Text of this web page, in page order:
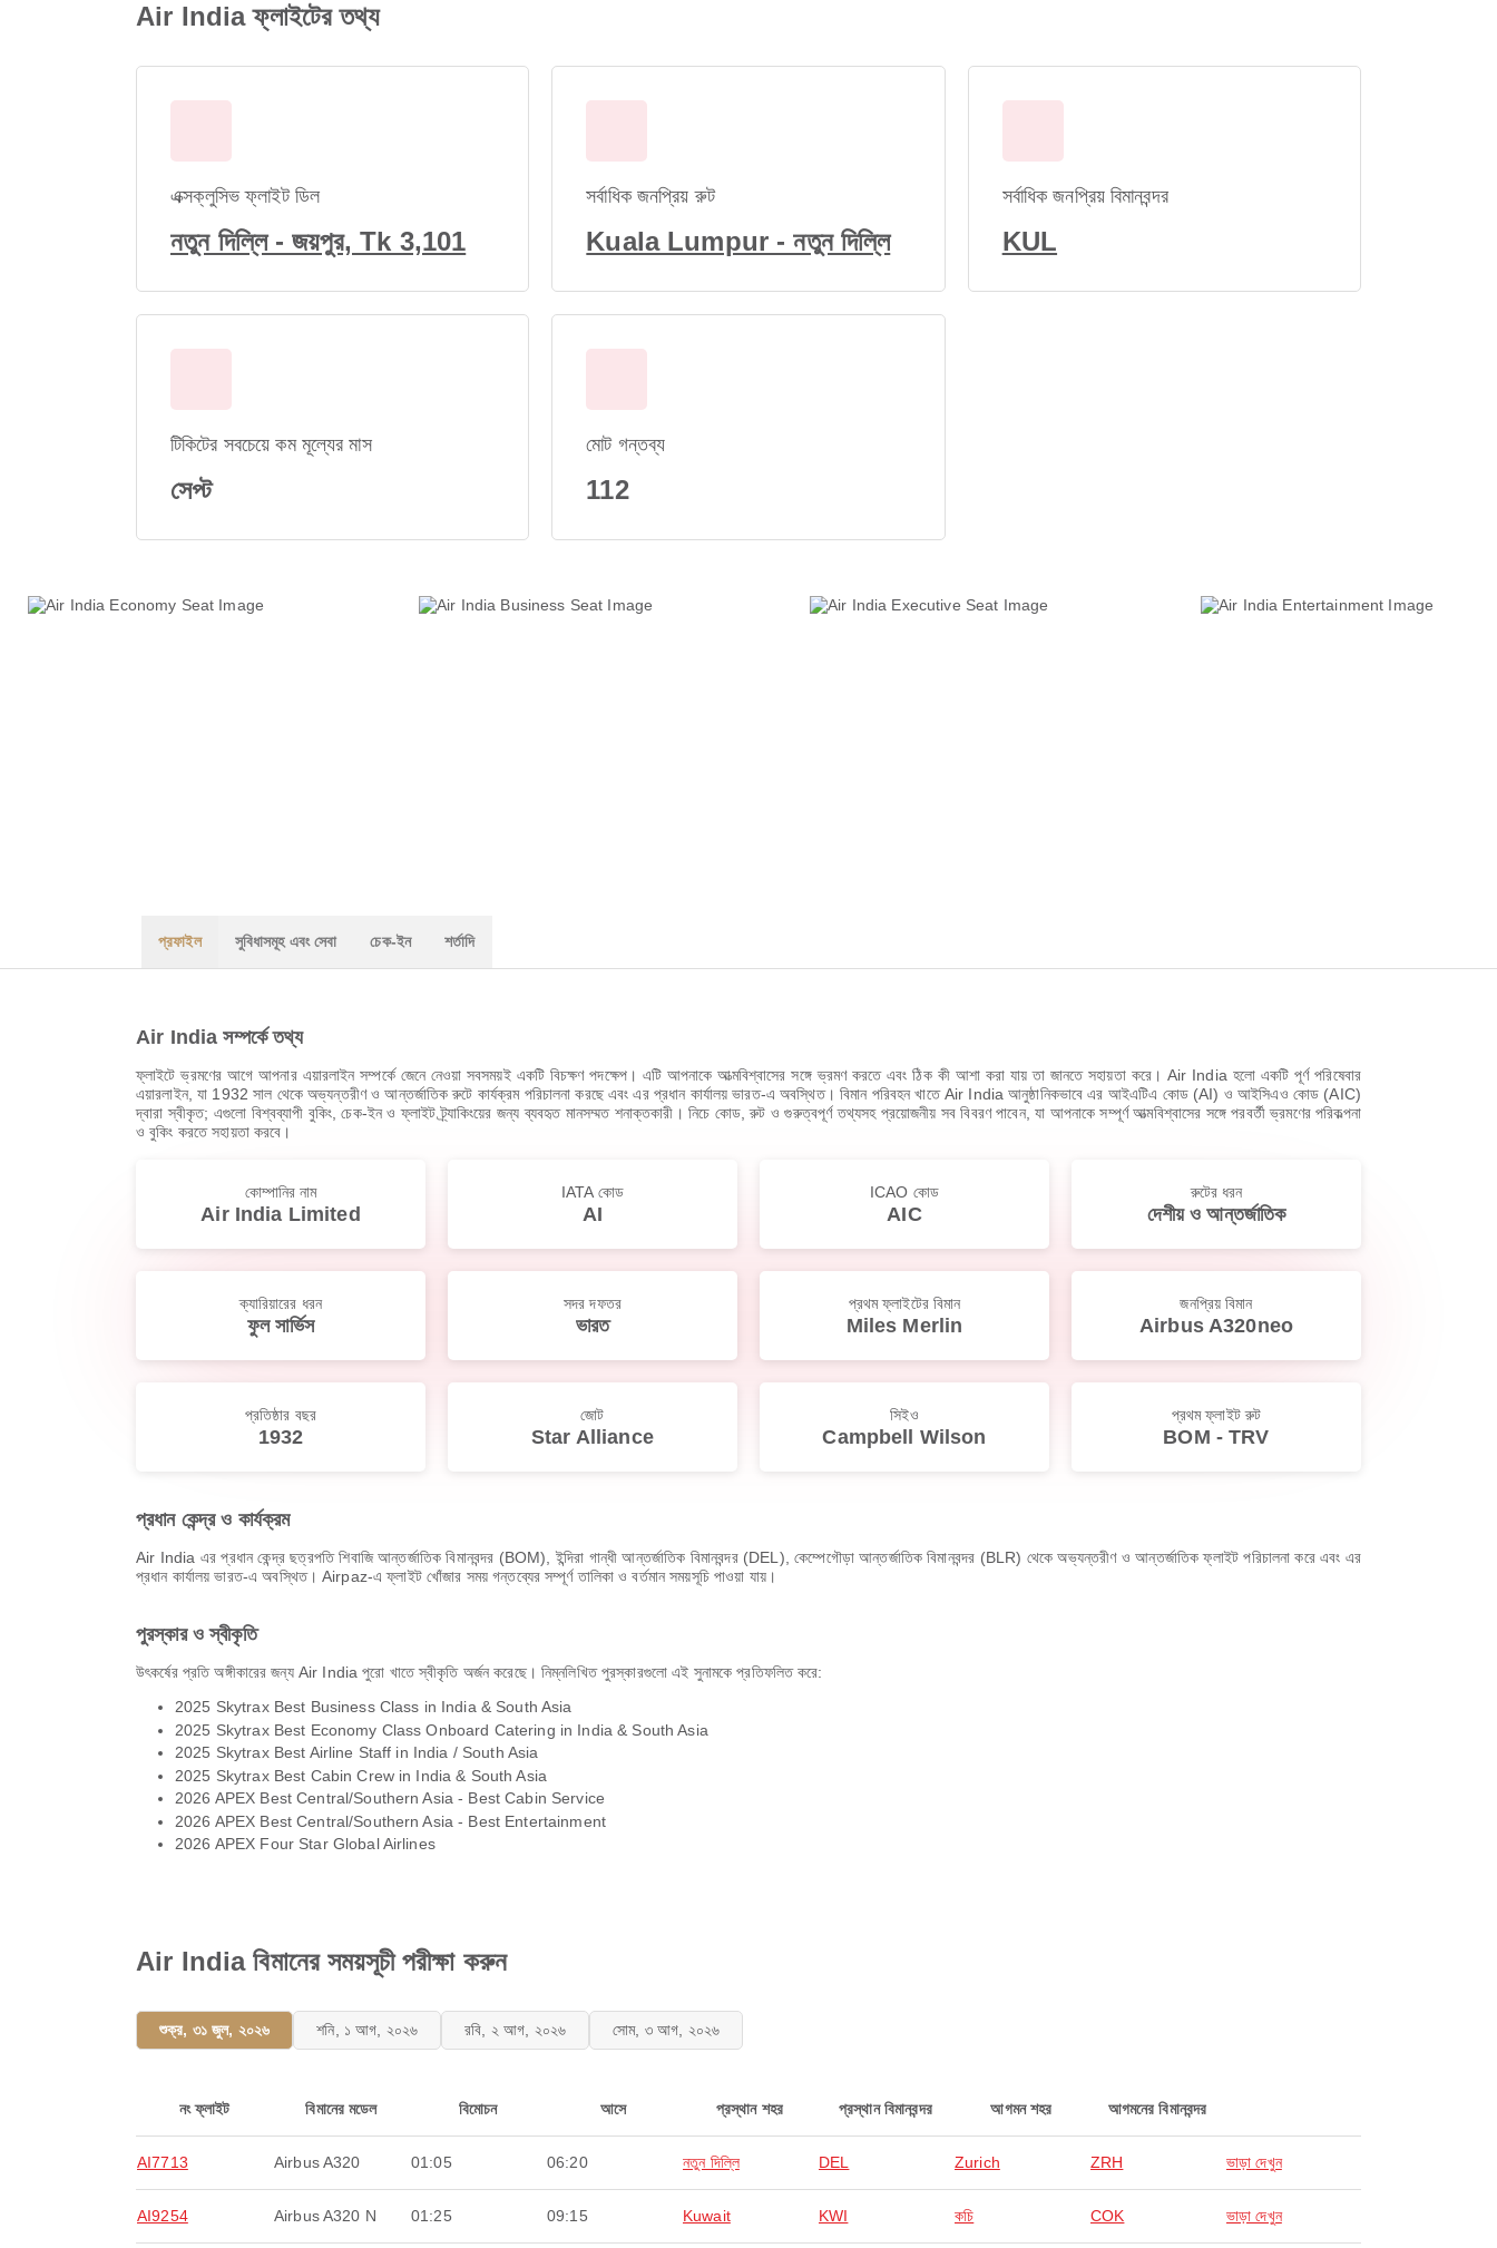
Air India ফ্লাইটের তথ্য
এক্সক্লুসিভ ফ্লাইট ডিল
নতুন দিল্লি - জয়পুর, Tk 3,101
সর্বাধিক জনপ্রিয় রুট
Kuala Lumpur - নতুন দিল্লি
সর্বাধিক জনপ্রিয় বিমানবন্দর
KUL
টিকিটের সবচেয়ে কম মূল্যের মাস
সেপ্ট
মোট গন্তব্য
112
প্রফাইল সুবিধাসমূহ এবং সেবা চেক-ইন শর্তাদি
Air India সম্পর্কে তথ্য
ফ্লাইটে ভ্রমণের আগে আপনার এয়ারলাইন সম্পর্কে জেনে নেওয়া সবসময়ই একটি বিচক্ষণ পদক্ষেপ। এটি আপনাকে আত্মবিশ্বাসের সঙ্গে ভ্রমণ করতে এবং ঠিক কী আশা করা যায় তা জানতে সহায়তা করে। Air India হলো একটি পূর্ণ পরিষেবার
এয়ারলাইন, যা 1932 সাল থেকে অভ্যন্তরীণ ও আন্তর্জাতিক রুটে কার্যক্রম পরিচালনা করছে এবং এর প্রধান কার্যালয় ভারত-এ অবস্থিত। বিমান পরিবহন খাতে Air India আনুষ্ঠানিকভাবে এর আইএটিএ কোড (AI) ও আইসিএও কোড (AIC)
দ্বারা স্বীকৃত; এগুলো বিশ্বব্যাপী বুকিং, চেক-ইন ও ফ্লাইট ট্র্যাকিংয়ের জন্য ব্যবহৃত মানসম্মত শনাক্তকারী। নিচে কোড, রুট ও গুরুত্বপূর্ণ তথ্যসহ প্রয়োজনীয় সব বিবরণ পাবেন, যা আপনাকে সম্পূর্ণ আত্মবিশ্বাসের সঙ্গে পরবর্তী ভ্রমণের পরিকল্পনা
ও বুকিং করতে সহায়তা করবে।
কোম্পানির নাম
Air India Limited
IATA কোড
AI
ICAO কোড
AIC
রুটের ধরন
দেশীয় ও আন্তর্জাতিক
ক্যারিয়ারের ধরন
ফুল সার্ভিস
সদর দফতর
ভারত
প্রথম ফ্লাইটের বিমান
Miles Merlin
জনপ্রিয় বিমান
Airbus A320neo
প্রতিষ্ঠার বছর
1932
জোট
Star Alliance
সিইও
Campbell Wilson
প্রথম ফ্লাইট রুট
BOM - TRV
প্রধান কেন্দ্র ও কার্যক্রম
Air India এর প্রধান কেন্দ্র ছত্রপতি শিবাজি আন্তর্জাতিক বিমানবন্দর (BOM), ইন্দিরা গান্ধী আন্তর্জাতিক বিমানবন্দর (DEL), কেম্পেগৌড়া আন্তর্জাতিক বিমানবন্দর (BLR) থেকে অভ্যন্তরীণ ও আন্তর্জাতিক ফ্লাইট পরিচালনা করে এবং এর
প্রধান কার্যালয় ভারত-এ অবস্থিত। Airpaz-এ ফ্লাইট খোঁজার সময় গন্তব্যের সম্পূর্ণ তালিকা ও বর্তমান সময়সূচি পাওয়া যায়।
পুরস্কার ও স্বীকৃতি
উৎকর্ষের প্রতি অঙ্গীকারের জন্য Air India পুরো খাতে স্বীকৃতি অর্জন করেছে। নিম্নলিখিত পুরস্কারগুলো এই সুনামকে প্রতিফলিত করে:
2025 Skytrax Best Business Class in India & South Asia
2025 Skytrax Best Economy Class Onboard Catering in India & South Asia
2025 Skytrax Best Airline Staff in India / South Asia
2025 Skytrax Best Cabin Crew in India & South Asia
2026 APEX Best Central/Southern Asia - Best Cabin Service
2026 APEX Best Central/Southern Asia - Best Entertainment
2026 APEX Four Star Global Airlines
Air India বিমানের সময়সূচী পরীক্ষা করুন
শুক্র, ৩১ জুল, ২০২৬ শনি, ১ আগ, ২০২৬ রবি, ২ আগ, ২০২৬ সোম, ৩ আগ, ২০২৬
নং ফ্লাইট বিমানের মডেল বিমোচন আসে প্রস্থান শহর প্রস্থান বিমানবন্দর আগমন শহর আগমনের বিমানবন্দর
AI7713 Airbus A320 01:05 06:20 নতুন দিল্লি DEL Zurich ZRH ভাড়া দেখুন
AI9254 Airbus A320 N 01:25 09:15 Kuwait KWI কচি COK ভাড়া দেখুন